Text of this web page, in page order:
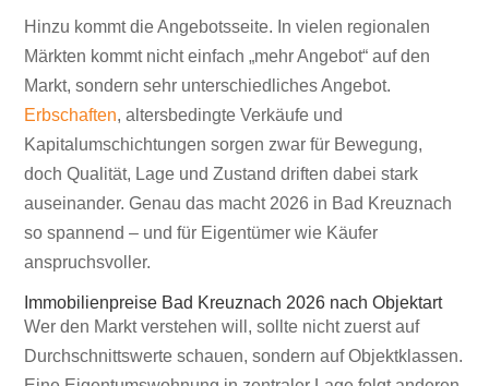
Hinzu kommt die Angebotsseite. In vielen regionalen
Märkten kommt nicht einfach „mehr Angebot“ auf den
Markt, sondern sehr unterschiedliches Angebot.
Erbschaften, altersbedingte Verkäufe und
Kapitalumschichtungen sorgen zwar für Bewegung,
doch Qualität, Lage und Zustand driften dabei stark
auseinander. Genau das macht 2026 in Bad Kreuznach
so spannend – und für Eigentümer wie Käufer
anspruchsvoller.
Immobilienpreise Bad Kreuznach 2026 nach Objektart
Wer den Markt verstehen will, sollte nicht zuerst auf
Durchschnittswerte schauen, sondern auf Objektklassen.